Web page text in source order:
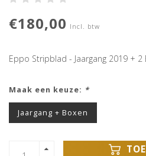
€180,00 Incl. btw
Eppo Stripblad - Jaargang 2019 + 2
Maak een keuze: *
Jaargang + Boxen